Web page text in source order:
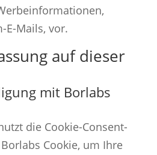
E-Mails, vor.
auf dieser
mit Borlabs
die Cookie-Consent-
Cookie, um Ihre